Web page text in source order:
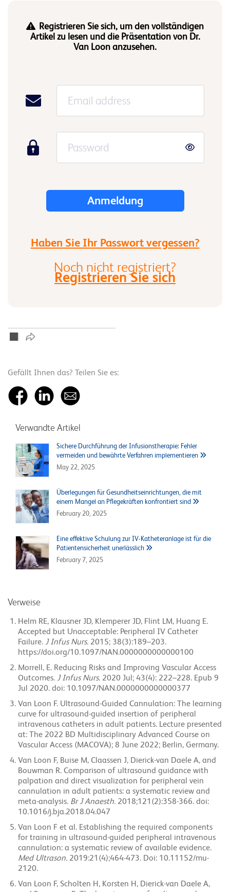
Registrieren Sie sich, um den vollständigen
Artikel zu lesen und die Präsentation von Dr.
Van Loon anzusehen.
Haben Sie Ihr Passwort vergessen?
Noch nicht registriert?
Registrieren Sie sich
Gefällt Ihnen das? Teilen Sie es:
Verwandte Artikel
Sichere Durchführung der Infusionstherapie: Fehler
vermeiden und bewährte Verfahren implementieren
May 22, 2025
Überlegungen für Gesundheitseinrichtungen, die mit
einem Mangel an Pflegekräften konfrontiert sind
February 20, 2025
Eine effektive Schulung zur IV-Katheteranlage ist für die
Patientensicherheit unerlässlich
February 7, 2025
Verweise
Helm RE, Klausner JD, Klemperer JD, Flint LM, Huang E.
Accepted but Unacceptable: Peripheral IV Catheter
Failure. J Infus Nurs. 2015; 38(3):189–203.
https://doi.org/10.1097/NAN.0000000000000100
Morrell, E. Reducing Risks and Improving Vascular Access
Outcomes. J Infus Nurs. 2020 Jul; 43(4): 222–228. Epub 9
Jul 2020. doi: 10.1097/NAN.0000000000000377
Van Loon F. Ultrasound-Guided Cannulation: The learning
curve for ultrasound-guided insertion of peripheral
intravenous catheters in adult patients. Lecture presented
at: The 2022 BD Multidisciplinary Advanced Course on
Vascular Access (MACOVA); 8 June 2022; Berlin, Germany.
Van Loon F, Buise M, Claassen J, Dierick-van Daele A, and
Bouwman R. Comparison of ultrasound guidance with
palpation and direct visualization for peripheral vein
cannulation in adult patients: a systematic review and
meta-analysis. Br J Anaesth. 2018;121(2):358-366. doi:
10.1016/j.bja.2018.04.047
Van Loon F et al. Establishing the required components
for training in ultrasound-guided peripheral intravenous
cannulation: a systematic review of available evidence.
Med Ultrason. 2019:21(4);464-473. Doi: 10.11152/mu-
2120.
Van Loon F, Scholten H, Korsten H, Dierick-van Daele A,